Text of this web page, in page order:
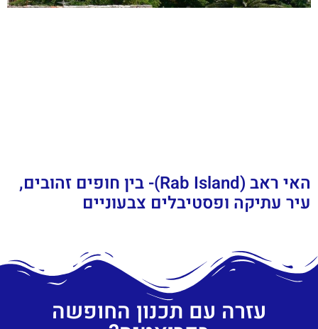
האי ראב (Rab Island)- בין חופים זהובים,
עיר עתיקה ופסטיבלים צבעוניים
עזרה עם תכנון החופשה